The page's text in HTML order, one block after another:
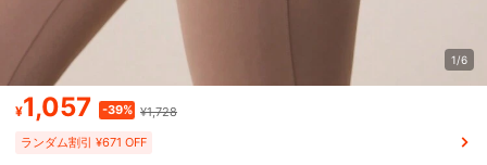
1/6
¥1,057 -39% ¥1,728
ランダム割引 ¥671 OFF